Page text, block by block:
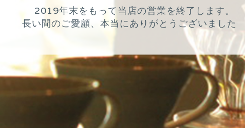
2019年末をもって当店の営業を終了します。
長い間のご愛顧、本当にありがとうございました